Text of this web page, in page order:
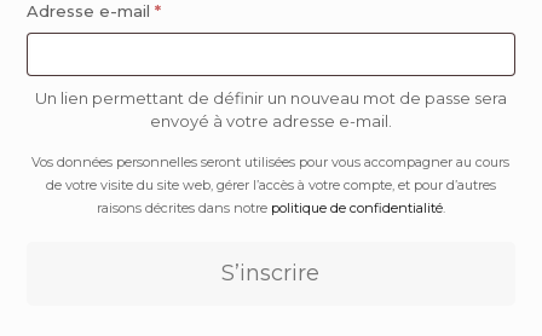
Adresse e-mail*
Un lien permettant de définir un nouveau mot de passe sera
envoyé à votre adresse e-mail.
Vos données personnelles seront utilisées pour vous accompagner au cours
de votre visite du site web, gérer l’accès à votre compte, et pour d’autres
raisons décrites dans notre politique de confidentialité.
S’inscrire